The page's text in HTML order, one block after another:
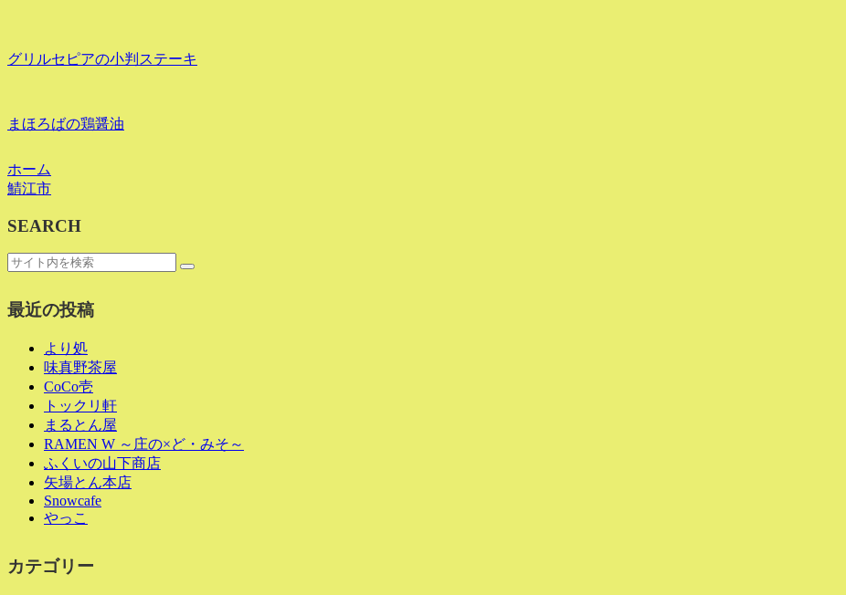
グリルセピアの小判ステーキ
まほろばの鶏醤油
ホーム
鯖江市
SEARCH
最近の投稿
より処
味真野茶屋
CoCo壱
トックリ軒
まるとん屋
RAMEN W ～庄の×ど・みそ～
ふくいの山下商店
矢場とん本店
Snowcafe
やっこ
カテゴリー